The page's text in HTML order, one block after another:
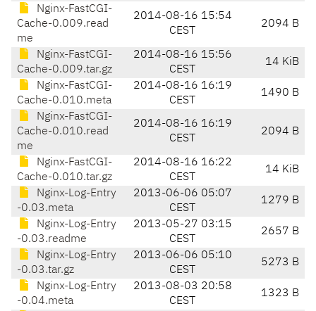
Nginx-FastCGI-
Cache-0.009.read
me
2014-08-16 15:54
CEST
2094 B
Nginx-FastCGI-
Cache-0.009.tar.gz
2014-08-16 15:56
CEST
14 KiB
Nginx-FastCGI-
Cache-0.010.meta
2014-08-16 16:19
CEST
1490 B
Nginx-FastCGI-
Cache-0.010.read
me
2014-08-16 16:19
CEST
2094 B
Nginx-FastCGI-
Cache-0.010.tar.gz
2014-08-16 16:22
CEST
14 KiB
Nginx-Log-Entry
-0.03.meta
2013-06-06 05:07
CEST
1279 B
Nginx-Log-Entry
-0.03.readme
2013-05-27 03:15
CEST
2657 B
Nginx-Log-Entry
-0.03.tar.gz
2013-06-06 05:10
CEST
5273 B
Nginx-Log-Entry
-0.04.meta
2013-08-03 20:58
CEST
1323 B